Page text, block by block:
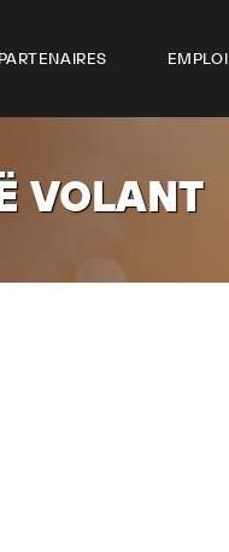
PARTENAIRES EMPLOI
VOLANT